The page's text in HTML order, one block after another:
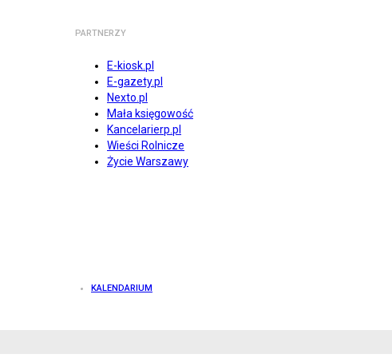
PARTNERZY
E-kiosk.pl
E-gazety.pl
Nexto.pl
Mała księgowość
Kancelarierp.pl
Wieści Rolnicze
Życie Warszawy
KALENDARIUM